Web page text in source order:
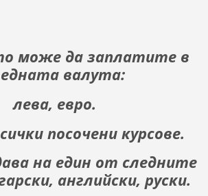
може да заплатите в
валута:
лева, евро.
посочени курсове.
на един от следните
английски, руски.